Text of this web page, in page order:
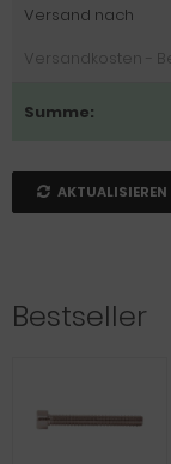
Versand nach
Versandkosten -
Summe:
AKTUALISIEREN
Bestseller